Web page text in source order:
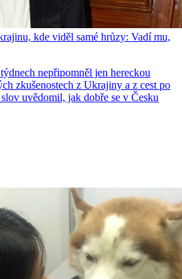
kde viděl samé hrůzy: Vadí mu,
nepřipomněl jen hereckou
zkušenostech z Ukrajiny a z cest po
uvědomil, jak dobře se v Česku